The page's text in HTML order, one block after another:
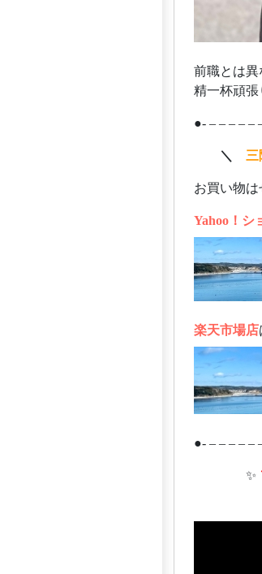
前職とは
精一杯頑張
●- – – – – –
＼ 三
お買い物は
Yahoo！シ
楽天市場店
●- – – – – –
✨